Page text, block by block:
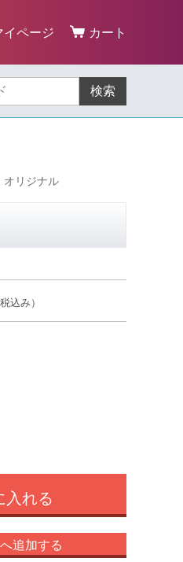
イページ カート
検索
オリジナル
税込み）
入れる
追加する